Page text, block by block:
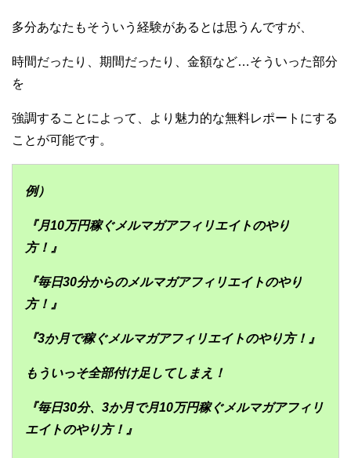
多分あなたもそういう経験があるとは思うんですが、
時間だったり、期間だったり、金額など…そういった部分
を
強調することによって、より魅力的な無料レポートにする
ことが可能です。
例）
『月10万円稼ぐメルマガアフィリエイトのやり
方！』
『毎日30分からのメルマガアフィリエイトのやり
方！』
『3か月で稼ぐメルマガアフィリエイトのやり方！』
もういっそ全部付け足してしまえ！
『毎日30分、3か月で月10万円稼ぐメルマガアフィリ
エイトのやり方！』